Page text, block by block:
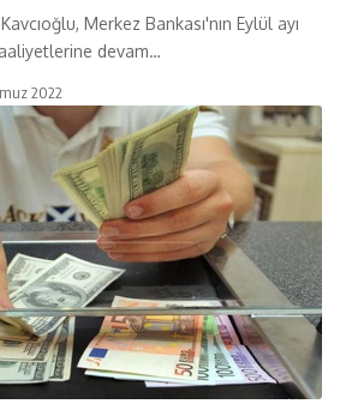
Merkez Bankası'nın Eylül ayı
devam…
2022